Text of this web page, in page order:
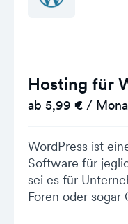
Hosting für
ab 5,99 € /
WordPress ist
Software für
sei es für
Foren oder sogar